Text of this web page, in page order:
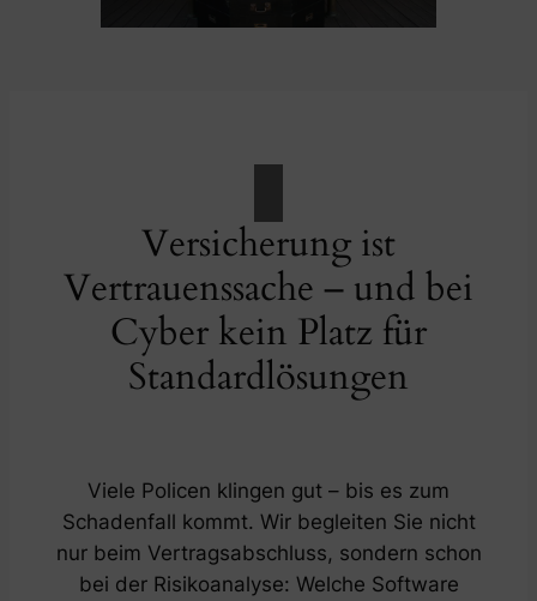
Versicherung ist
Vertrauenssache – und bei
Cyber kein Platz für
Standardlösungen
Viele Policen klingen gut – bis es zum
Schadenfall kommt. Wir begleiten Sie nicht
nur beim Vertragsabschluss, sondern schon
bei der Risikoanalyse: Welche Software